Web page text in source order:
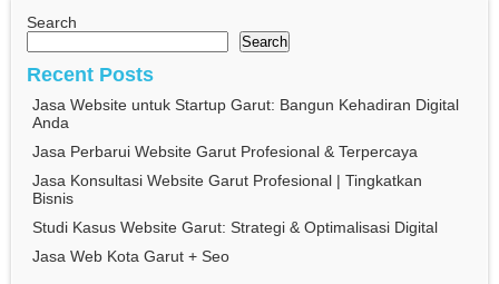
Search
Search
Recent Posts
Jasa Website untuk Startup Garut: Bangun Kehadiran Digital
Anda
Jasa Perbarui Website Garut Profesional & Terpercaya
Jasa Konsultasi Website Garut Profesional | Tingkatkan
Bisnis
Studi Kasus Website Garut: Strategi & Optimalisasi Digital
Jasa Web Kota Garut + Seo